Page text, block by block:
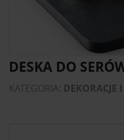
DESKA DO
KATEGORIA: DEKORACJE